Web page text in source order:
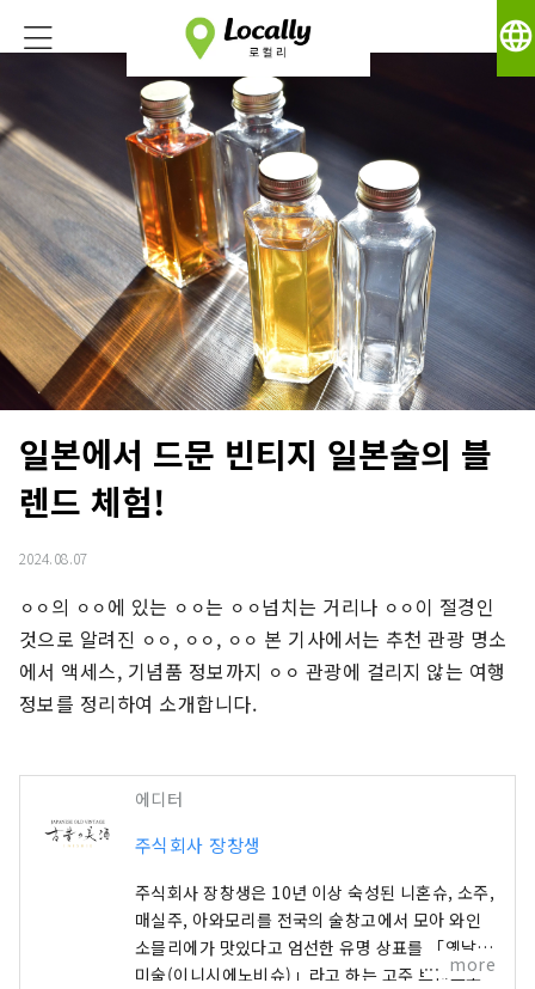
language
일본에서 드문 빈티지 일본술의 블
렌드 체험!
2024.08.07
⚪︎⚪︎의 ⚪︎⚪︎에 있는 ⚪︎⚪︎는 ⚪︎⚪︎넘치는 거리나 ⚪︎⚪︎이 절경인
것으로 알려진 ⚪︎⚪︎, ⚪︎⚪︎, ⚪︎⚪︎ 본 기사에서는 추천 관광 명소
에서 액세스, 기념품 정보까지 ⚪︎⚪︎ 관광에 걸리지 않는 여행
정보를 정리하여 소개합니다.
에디터
주식회사 장창생
주식회사 장창생은 10년 이상 숙성된 니혼슈, 소주,
매실주, 아와모리를 전국의 술창고에서 모아 와인
소믈리에가 맛있다고 엄선한 유명 상표를 「옛날의
미술(이니시에노비슈)」라고 하는 고주 브랜드로
more